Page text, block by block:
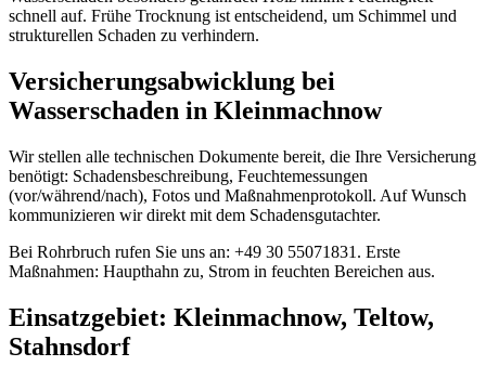
schnell auf. Frühe Trocknung ist entscheidend, um Schimmel und
strukturellen Schaden zu verhindern.
Versicherungsabwicklung bei
Wasserschaden in Kleinmachnow
Wir stellen alle technischen Dokumente bereit, die Ihre Versicherung
benötigt: Schadensbeschreibung, Feuchtemessungen
(vor/während/nach), Fotos und Maßnahmenprotokoll. Auf Wunsch
kommunizieren wir direkt mit dem Schadensgutachter.
Bei Rohrbruch rufen Sie uns an: +49 30 55071831. Erste
Maßnahmen: Haupthahn zu, Strom in feuchten Bereichen aus.
Einsatzgebiet: Kleinmachnow, Teltow,
Stahnsdorf